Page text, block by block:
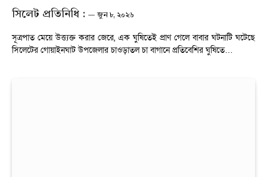
সিলেট প্রতিনিধি : জুন ৮, ২০২৬
সূত্রপাত মেয়ে উত্ত্যক্ত করার জেরে, এক ঘুষিতেই প্রাণ গেলে বাবার ঘটনাটি ঘটেছে
সিলেটের গোয়াইনঘাট উপজেলার চাওড়াতল চা বাগানে প্রতিবেশির ঘুষিতে…